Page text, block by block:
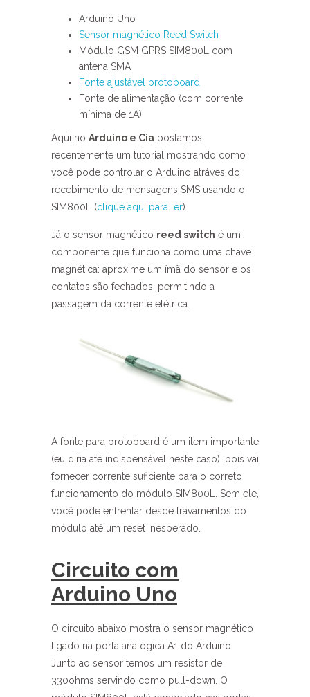
Arduino Uno
Sensor magnético Reed Switch
Módulo GSM GPRS SIM800L com
antena SMA
Fonte ajustável protoboard
Fonte de alimentação (com corrente
mínima de 1A)
Aqui no Arduino e Cia postamos
recentemente um tutorial mostrando como
você pode controlar o Arduino atráves do
recebimento de mensagens SMS usando o
SIM800L (clique aqui para ler).
Já o sensor magnético reed switch é um
componente que funciona como uma chave
magnética: aproxime um ímã do sensor e os
contatos são fechados, permitindo a
passagem da corrente elétrica.
A fonte para protoboard é um item importante
(eu diria até indispensável neste caso), pois vai
fornecer corrente suficiente para o correto
funcionamento do módulo SIM800L. Sem ele,
você pode enfrentar desde travamentos do
módulo até um reset inesperado.
Circuito com
Arduino Uno
O circuito abaixo mostra o sensor magnético
ligado na porta analógica A1 do Arduino.
Junto ao sensor temos um resistor de
330ohms servindo como pull-down. O